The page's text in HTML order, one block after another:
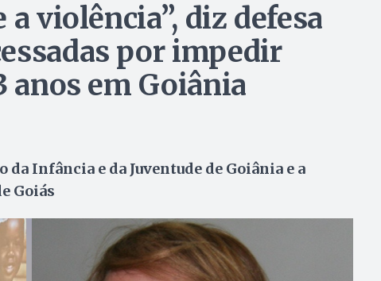
a violência”, diz defesa
por impedir
anos em Goiânia
da Infância e da Juventude de Goiânia e a
Goiás